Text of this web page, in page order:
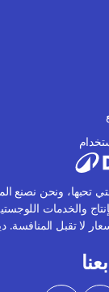
تحبها، ونحن نصنع
والخدمات
لا تقبل